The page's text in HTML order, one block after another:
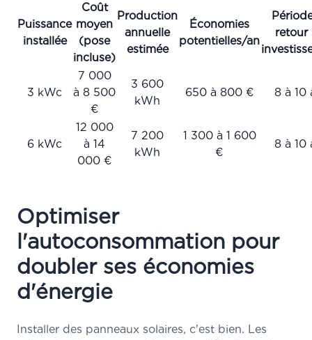
Puissance
installée
Coût
moyen
(pose
incluse)
Production
annuelle
estimée
Économies
potentielles/an
retour
3 kWc
7 000
à 8 500
€
3 600
kWh
650 à 800 € 8 à 10
6 kWc
12 000
à 14
000 €
7 200
kWh
1 300 à 1 600
€
8 à 10
Optimiser
l'autoconsommation pour
doubler ses économies
d'énergie
Installer des panneaux solaires, c'est bien. Les